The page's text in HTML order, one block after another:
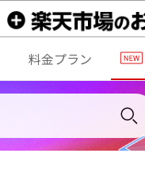
料金プラン